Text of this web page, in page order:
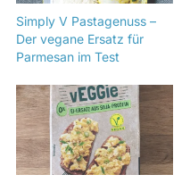
Simply V Pastagenuss –
Der vegane Ersatz für
Parmesan im Test